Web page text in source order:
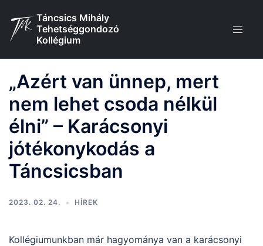
content
Táncsics Mihály
Tehetséggondozó
Kollégium
„Azért van ünnep, mert
nem lehet csoda nélkül
élni” – Karácsonyi
jótékonykodás a
Táncsicsban
2023. 02. 24. HÍREK
Kollégiumunkban már hagyománya van a karácsonyi